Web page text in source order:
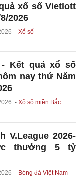
xổ số Vietlott
2026
Xổ số
- Kết quả xổ số
nay thứ Năm
Xổ số miền Bắc
V.League 2026-
thưởng 5 tỷ
Bóng đá Việt Nam